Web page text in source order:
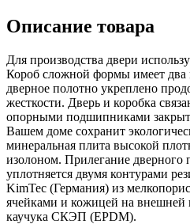
Описание товара
Для производства двери
Короб сложной формы имеет два
дверное полотно укреплено
жесткости. Дверь и коробка
опорными подшипниками
Вашем доме сохранит
минеральная плита высокой
изолоном. Прилегание дверного
уплотняется двумя контурами
KimTec (Германия) из
ячейками и кожицей на внешней
каучука СКЭП (EPDM).